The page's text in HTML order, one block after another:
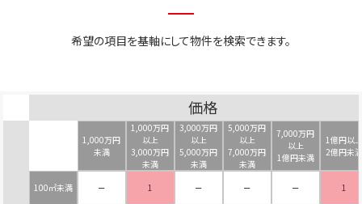
希望の項目を基軸にして物件を検索できます。
価格
1,000万円
未満
1,000万円
以上
3,000万円
未満
3,000万円
以上
5,000万円
未満
5,000万円
以上
7,000万円
未満
7,000万円
以上
1億円未満
1億円以上
2億円未満
100㎡未満 － 1 － － －
1